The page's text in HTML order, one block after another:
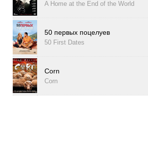
A Home at the End of the World
50 первых поцелуев
50 First Dates
Corn
Corn